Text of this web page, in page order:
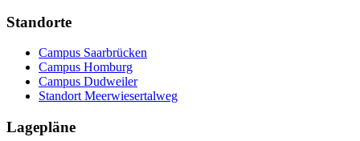
Standorte
Campus Saarbrücken
Campus Homburg
Campus Dudweiler
Standort Meerwiesertalweg
Lagepläne